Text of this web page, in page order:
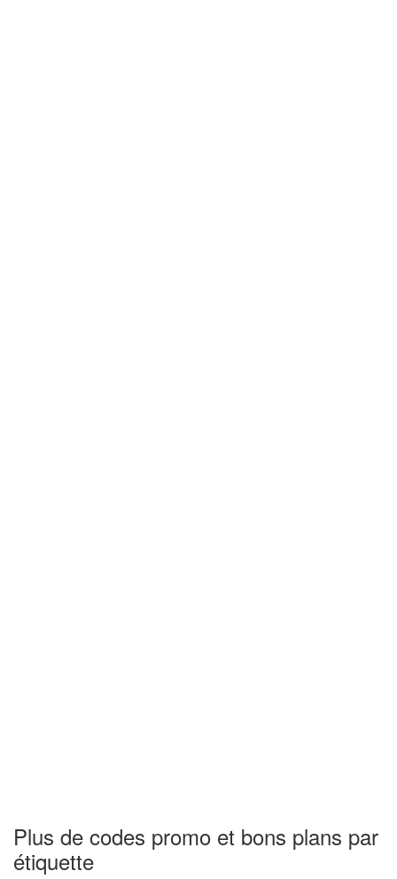
Plus de codes promo et bons plans par
étiquette